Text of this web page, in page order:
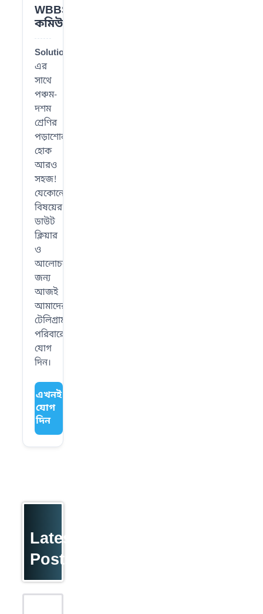
WBBSE
কমিউনিটি
SolutionWBBSE
এর
সাথে
পঞ্চম-
দশম
শ্রেণির
পড়াশোনা
হোক
আরও
সহজ!
যেকোনো
বিষয়ের
ডাউট
ক্লিয়ার
ও
আলোচনার
জন্য
আজই
আমাদের
টেলিগ্রাম
পরিবারে
যোগ
দিন।
এখনই
যোগ
দিন
Latest
Posts